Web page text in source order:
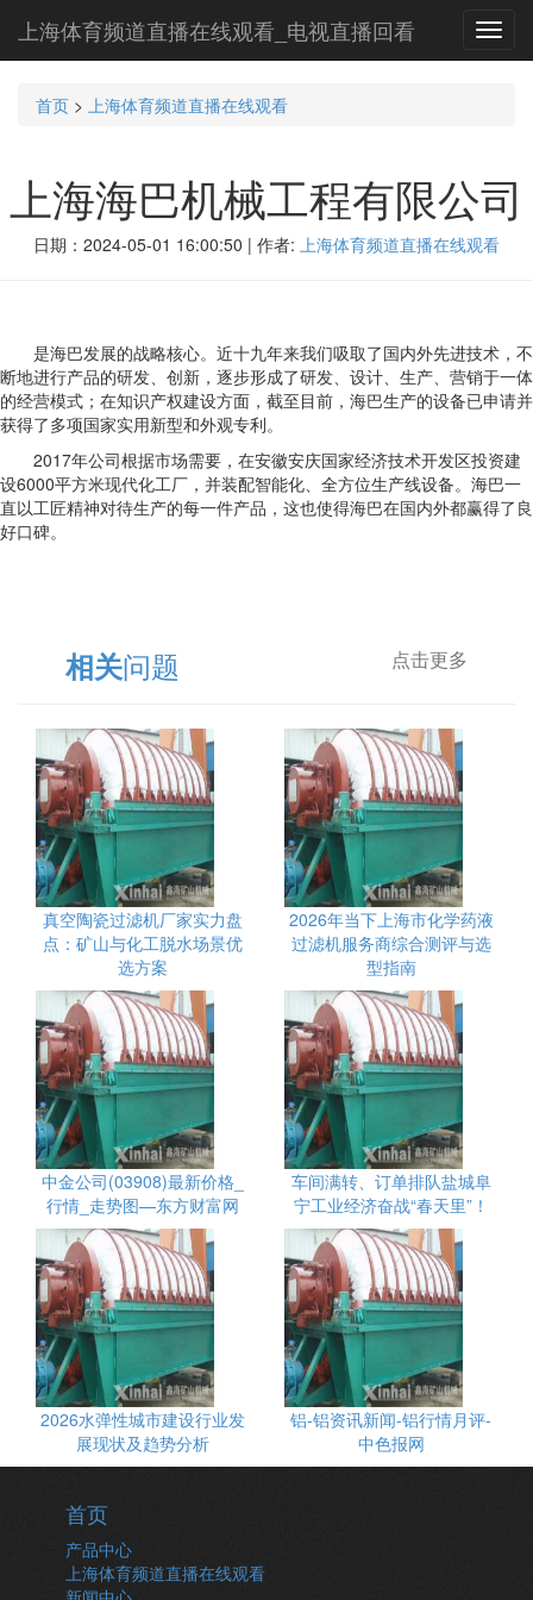
上海体育频道直播在线观看_电视直播回看
首页 > 上海体育频道直播在线观看
上海海巴机械工程有限公司
日期：2024-05-01 16:00:50 | 作者: 上海体育频道直播在线观看
是海巴发展的战略核心。近十九年来我们吸取了国内外先进技术，不
断地进行产品的研发、创新，逐步形成了研发、设计、生产、营销于一体
的经营模式；在知识产权建设方面，截至目前，海巴生产的设备已申请并
获得了多项国家实用新型和外观专利。
2017年公司根据市场需要，在安徽安庆国家经济技术开发区投资建
设6000平方米现代化工厂，并装配智能化、全方位生产线设备。海巴一
直以工匠精神对待生产的每一件产品，这也使得海巴在国内外都赢得了良
好口碑。
相关问题 点击更多
真空陶瓷过滤机厂家实力盘
点：矿山与化工脱水场景优
选方案
2026年当下上海市化学药液
过滤机服务商综合测评与选
型指南
中金公司(03908)最新价格_
行情_走势图—东方财富网
车间满转、订单排队盐城阜
宁工业经济奋战“春天里”！
2026水弹性城市建设行业发
展现状及趋势分析
铝-铝资讯新闻-铝行情月评-
中色报网
首页
产品中心
上海体育频道直播在线观看